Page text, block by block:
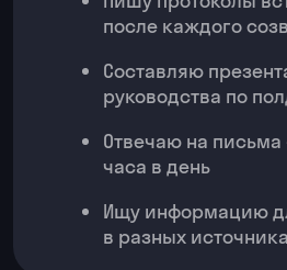
ИИ-анализ данных и визуализация —
аналитический проект для
управленческих решений